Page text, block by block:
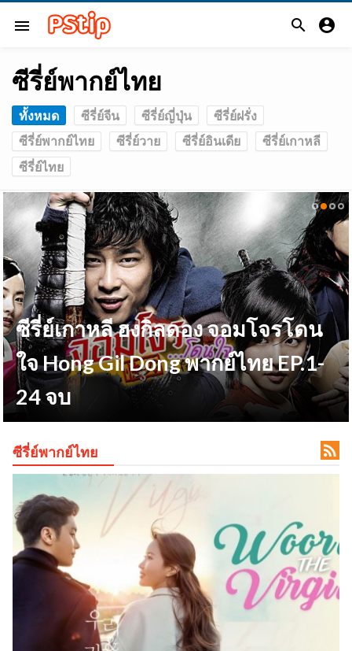
menu  
ซีรี่ย์พากย์ไทย
ทั้งหมด ซีรี่ย์จีน ซีรี่ย์ญี่ปุ่น
ซีรี่ย์ฝรั่ง
ซีรี่ย์พากย์ไทย
ซีรี่ย์วาย ซีรี่ย์อินเดีย
ซีรี่ย์เกาหลี
ซีรี่ย์ไทย
ซีรี่ย์เกาหลี ฮงกิลดอง จอมโจรโดน
ใจ Hong Gil Dong พากย์ไทย EP.1-
24 จบ
ซีรี่ย์พากย์ไทย 